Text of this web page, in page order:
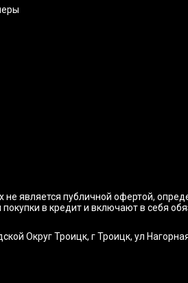
является публичной офертой,
в кредит и включают в себя
Округ Троицк, г Троицк, ул